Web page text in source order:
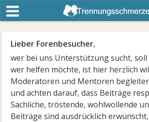
Lieber Forenbesucher,
wer bei uns Unterstützung sucht, soll
wer helfen möchte, ist hier herzlich
Moderatoren und Mentoren
und achten darauf, dass Beiträge
Sachliche, tröstende, wohlwollende
Beiträge sind ausdrücklich